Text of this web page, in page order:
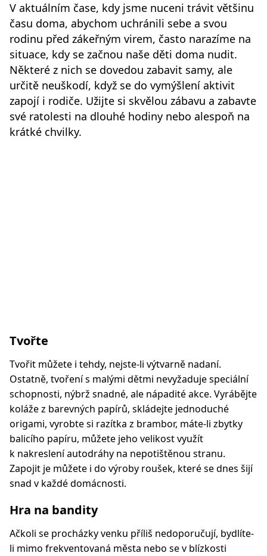
V aktuálním čase, kdy jsme nuceni trávit většinu
času doma, abychom uchránili sebe a svou
rodinu před zákeřným virem, často narazíme na
situace, kdy se začnou naše děti doma nudit.
Některé z nich se dovedou zabavit samy, ale
určitě neuškodí, když se do vymýšlení aktivit
zapojí i rodiče. Užijte si skvělou zábavu a zabavte
své ratolesti na dlouhé hodiny nebo alespoň na
krátké chvilky.
Tvořte
Tvořit můžete i tehdy, nejste-li výtvarně nadaní.
Ostatně, tvoření s malými dětmi nevyžaduje speciální
schopnosti, nýbrž snadné, ale nápadité akce. Vyrábějte
koláže z barevných papírů, skládejte jednoduché
origami, vyrobte si razítka z brambor, máte-li zbytky
balicího papíru, můžete jeho velikost využít
k nakreslení autodráhy na nepotištěnou stranu.
Zapojit je můžete i do výroby roušek, které se dnes šijí
snad v každé domácnosti.
Hra na bandity
Ačkoli se procházky venku příliš nedoporučují, bydlíte-
li mimo frekventovaná města nebo se v blízkosti